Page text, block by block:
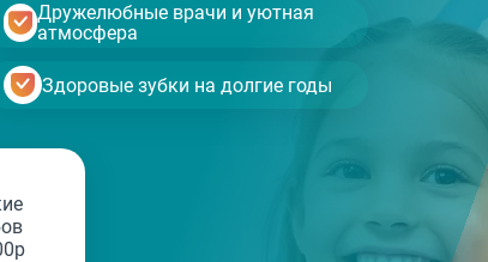
Дружелюбные врачи и уютная
атмосфера
Здоровые зубки на долгие годы